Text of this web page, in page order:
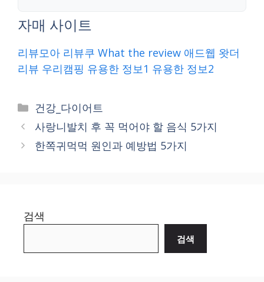
자매 사이트
리뷰모아 리뷰쿠 What the review 애드웹 왓더
리뷰 우리캠핑 유용한 정보1 유용한 정보2
Categories
건강_다이어트
사랑니발치 후 꼭 먹어야 할 음식 5가지
한쪽귀먹먹 원인과 예방법 5가지
검색
검색